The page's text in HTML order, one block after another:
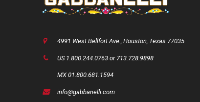
4991 West Bellfort Ave., Houston, Texas 77035
US 1.800.244.0763 or 713.728.9898
MX 01.800.681.1594
info@gabbanelli.com